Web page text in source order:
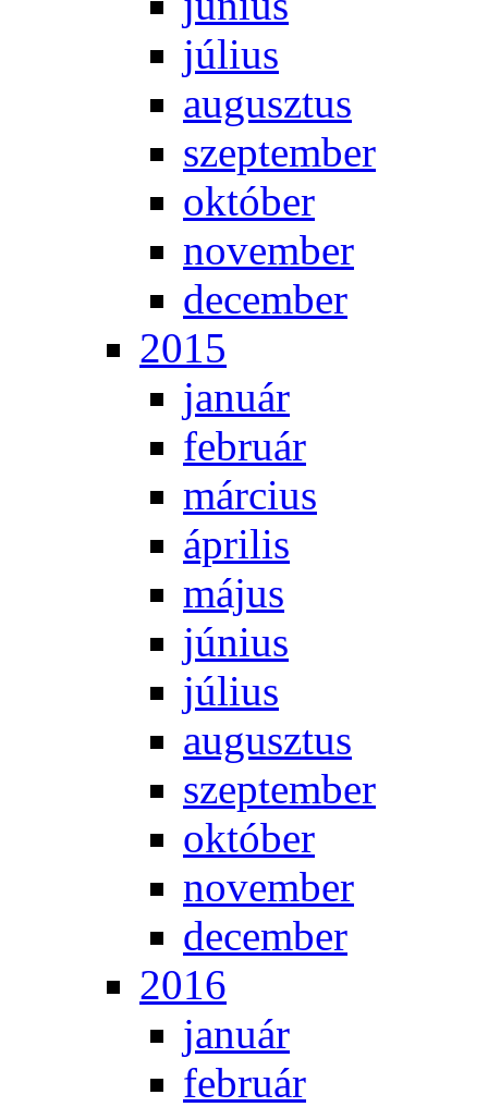
jú­li­us
au­gusz­tus
szep­tem­ber
ok­tó­ber
no­vem­ber
de­cem­ber
2015
ja­nu­ár
feb­ru­ár
már­ci­us
áp­ri­lis
má­jus
jú­ni­us
jú­li­us
au­gusz­tus
szep­tem­ber
ok­tó­ber
no­vem­ber
de­cem­ber
2016
ja­nu­ár
feb­ru­ár